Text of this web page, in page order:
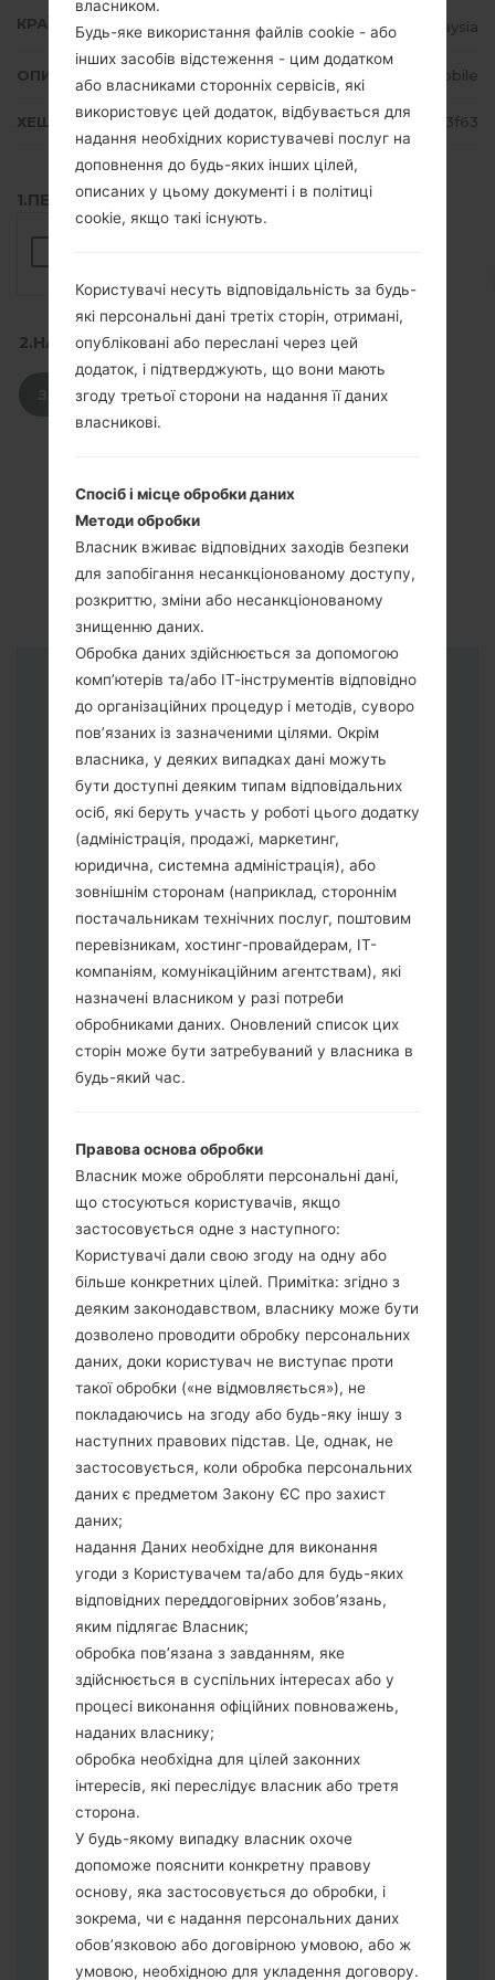
КРАЇНА Malaysia
ОПИС CELCOM, MAXIS, DIGI, U Mobile
ХЕШ dbedb2a336f25823875d014af673f63
1.ПЕРЕВІРТИ НАЯВНІСТЬ RECAPTCHA
2.НАТИСНІТЬ, ЩОБ ЗАВАНТАЖИТИ
ЗАВАНТАЖИТИ
Інструкції
Завантажте на свій ПК:Odin 3.
Далі завантажте та розпакуйте файл
прошивки тут) або 5 (Вибрати 5 файл
прошивки тут) файлів для прошивки:
AP: "System & Recovery"
CP: "Modem & Radio"
CSC_***: "Country & Region & Operator"
HOME_CSC_***: "Country & Region &
Operator"
Додайте усі файли у програму Odin 3.
Якщо ви хочете прошити телефон та
скинути до заводських налаштувань
оберіть CSC_***, у іншому випадку
виберіть HOME_CSC_*** для
збереження Ваших даних.
Тепер вимкніть пристрій і увійдіть у
"Download" режим. Усі методи як це
зробити:
Натисніть та утримуйти клавіші:
живлення, збільшення гучності та Bixbi.
Натисніть та утримуйте клавіші:
зменшення та збільшення гучності.
Підключивши телефон до ПК
використовуючи USB кабель.
Натисніть та утримуйти клавіші:
живлення, збільшення гучності та
додому.
Підключіть USB кабель та натисніть
клавіші: зменшення звуку та Bixbi.
Натисніть та утримуйти клавіші:
живлення та збільшення гучності.
Далі підключить телефон до ПК,
програма Odin повина виявити Ваш
власником.
Будь-яке використання файлів cookie - або
інших засобів відстеження - цим додатком
або власниками сторонніх сервісів, які
використовує цей додаток, відбувається для
надання необхідних користувачеві послуг на
доповнення до будь-яких інших цілей,
описаних у цьому документі і в політиці
cookie, якщо такі існують.
Користувачі несуть відповідальність за будь-
які персональні дані третіх сторін, отримані,
опубліковані або переслані через цей
додаток, і підтверджують, що вони мають
згоду третьої сторони на надання її даних
власникові.
Спосіб і місце обробки даних
Методи обробки
Власник вживає відповідних заходів безпеки
для запобігання несанкціонованому доступу,
розкриттю, зміни або несанкціонованому
знищенню даних.
Обробка даних здійснюється за допомогою
комп’ютерів та/або ІТ-інструментів відповідно
до організаційних процедур і методів, суворо
пов’язаних із зазначеними цілями. Окрім
власника, у деяких випадках дані можуть
бути доступні деяким типам відповідальних
осіб, які беруть участь у роботі цього додатку
(адміністрація, продажі, маркетинг,
юридична, системна адміністрація), або
зовнішнім сторонам (наприклад, стороннім
постачальникам технічних послуг, поштовим
перевізникам, хостинг-провайдерам, ІТ-
компаніям, комунікаційним агентствам), які
назначені власником у разі потреби
обробниками даних. Оновлений список цих
сторін може бути затребуваний у власника в
будь-який час.
Правова основа обробки
Власник може обробляти персональні дані,
що стосуються користувачів, якщо
застосовується одне з наступного:
Користувачі дали свою згоду на одну або
більше конкретних цілей. Примітка: згідно з
деяким законодавством, власнику може бути
дозволено проводити обробку персональних
даних, доки користувач не виступає проти
такої обробки («не відмовляється»), не
покладаючись на згоду або будь-яку іншу з
наступних правових підстав. Це, однак, не
застосовується, коли обробка персональних
даних є предметом Закону ЄС про захист
даних;
надання Даних необхідне для виконання
угоди з Користувачем та/або для будь-яких
відповідних переддоговірних зобов’язань,
яким підлягає Власник;
обробка пов’язана з завданням, яке
здійснюється в суспільних інтересах або у
процесі виконання офіційних повноважень,
наданих власнику;
обробка необхідна для цілей законних
інтересів, які переслідує власник або третя
сторона.
У будь-якому випадку власник охоче
допоможе пояснити конкретну правову
основу, яка застосовується до обробки, і
зокрема, чи є надання персональних даних
обов’язковою або договірною умовою, або ж
умовою, необхідною для укладення договору.